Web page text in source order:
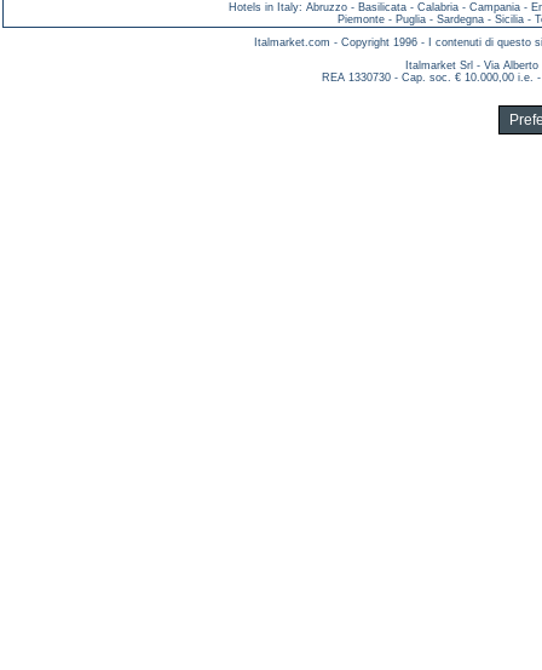
Hotels in Italy: Abruzzo - Basilicata - Calabria - Campania -
Piemonte- Puglia- Sardegna- Sicilia-
Italmarket.com - Copyright 1996 - I contenuti di questo
Italmarket Srl - Via
REA 1330730 - Cap. soc. € 10.000,00 i.e.